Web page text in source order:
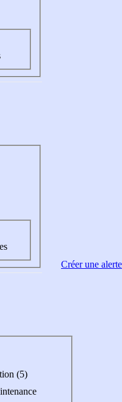
(5)
Créer une alerte